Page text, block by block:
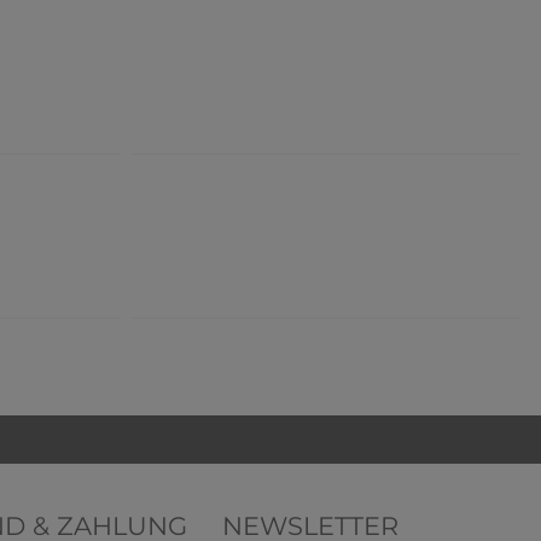
& ZAHLUNG NEWSLETTER